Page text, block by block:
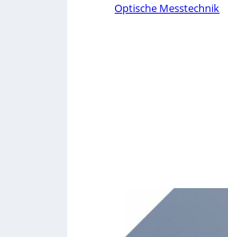
Optische Messtechnik